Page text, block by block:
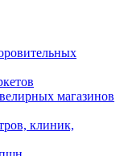
магазинов
клиник,